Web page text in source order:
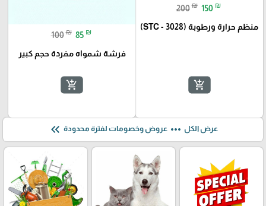
200 ₪ 150 ₪
منظم حرارة ورطوبة (STC - 3028)
add_shopping_cart
100 ₪ 85 ₪
فرشة شمواه مفردة حجم كبير
add_shopping_cart
عرض الكل more_horiz عروض وخصومات لفترة محدودة keyboard_double_arrow_left